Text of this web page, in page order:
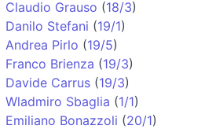
Claudio Grauso (18/3)
Danilo Stefani (19/1)
Andrea Pirlo (19/5)
Franco Brienza (19/3)
Davide Carrus (19/3)
Wladmiro Sbaglia (1/1)
Emiliano Bonazzoli (20/1)